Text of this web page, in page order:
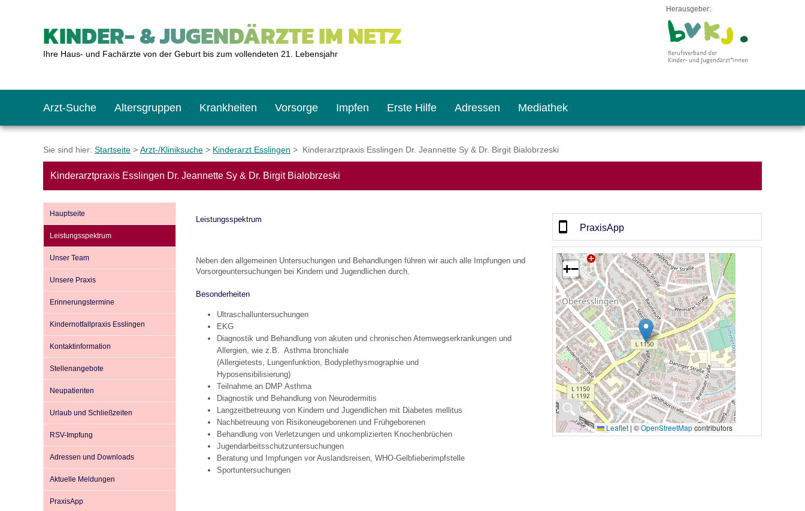
KINDER- & JUGENDÄRZTE IM NETZ
Ihre Haus- und Fachärzte von der Geburt bis zum vollendeten 21. Lebensjahr
Herausgeber:
Arzt-Suche Altersgruppen
Das erste Jahr
Schulkinder
Jugendliche
Krankheiten Vorsorge
Baby: U1 bis U6
Schulkind: U10 bis U11
Teenager: J1 bis J2
Impfen
Impfkalender
Was muss man beachten?
Impfreaktionen
Häufige Fragen
Recht auf Impfung
Vorsorge- und Impferinnerung
Erste Hilfe
Notrufnummern
Hausapotheke
Sofortmaßnahmen
Adressen
Notdienste
Gesundheitsämter
Link-Tipps
Mediathek
BMI-Rechner
Blutdruckrechner
Wachstum-Rechner
Hörlexikon
Material zu den Vorsorgen
Entwicklungskalender
Broschüren und Informationsflyer
Sie sind hier: Startseite > Arzt-/Kliniksuche > Kinderarzt Esslingen > Kinderarztpraxis Esslingen Dr. Jeannette Sy & Dr. Birgit Bialobrzeski
Kinderarztpraxis Esslingen Dr. Jeannette Sy & Dr. Birgit Bialobrzeski
Hauptseite
Leistungsspektrum
Unser Team
Unsere Praxis
Erinnerungstermine
Kindernotfallpraxis Esslingen
Kontaktinformation
Stellenangebote
Neupatienten
Urlaub und Schließzeiten
RSV-Impfung
Adressen und Downloads
Aktuelle Meldungen
PraxisApp
Leistungsspektrum
Neben den allgemeinen Untersuchungen und Behandlungen führen wir auch alle Impfungen und
Vorsorgeuntersuchungen bei Kindern und Jugendlichen durch.
Besonderheiten
Ultraschalluntersuchungen
EKG
Diagnostik und Behandlung von akuten und chronischen Atemwegserkrankungen und
Allergien, wie z.B. Asthma bronchiale
(Allergietests, Lungenfunktion, Bodyplethysmographie und
Hyposensibilisierung)
Teilnahme an DMP Asthma
Diagnostik und Behandlung von Neurodermitis
Langzeitbetreuung von Kindern und Jugendlichen mit Diabetes mellitus
Nachbetreuung von Risikoneugeborenen und Frühgeborenen
Behandlung von Verletzungen und unkomplizierten Knochenbrüchen
Jugendarbeitsschutzuntersuchungen
Beratung und Impfungen vor Auslandsreisen, WHO-Gelbfieberimpfstelle
Sportuntersuchungen
PraxisApp
🔍
+−
Leaflet | ©OpenStreetMapcontributors